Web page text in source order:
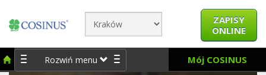
ZAPISY
ONLINE
Rozwiń menu Mój COSINUS